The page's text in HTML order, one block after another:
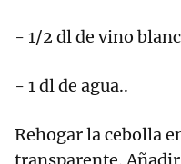
- 1/2 dl de vino
- 1 dl de agua..
Rehogar la cebolla